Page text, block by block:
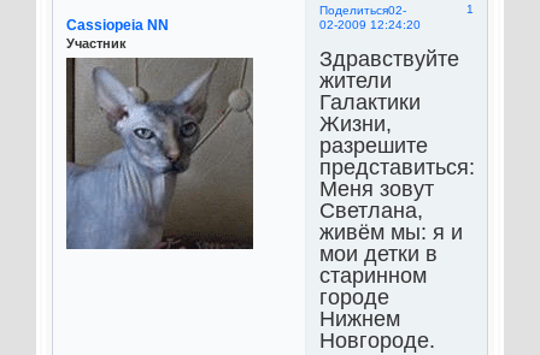
Поделиться 1
02-
02-2009 12:24:20
Cassiopeia NN
Участник
Здравствуйте
жители
Галактики
Жизни,
разрешите
представиться:
Меня зовут
Светлана,
живём мы: я и
мои детки в
старинном
городе
Нижнем
Новгороде.